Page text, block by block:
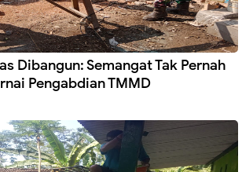
Dibangun: Semangat Tak Pernah
Pengabdian TMMD